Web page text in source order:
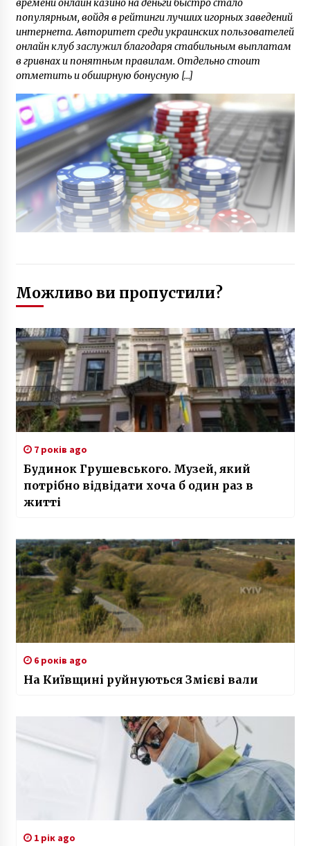
времени онлайн казино на деньги быстро стало
популярным, войдя в рейтинги лучших игорных заведений
интернета. Авторитет среди украинских пользователей
онлайн клуб заслужил благодаря стабильным выплатам
в гривнах и понятным правилам. Отдельно стоит
отметить и обширную бонусную […]
Можливо ви пропустили?
7 років ago
Будинок Грушевського. Музей, який
потрібно відвідати хоча б один раз в
житті
6 років ago
На Київщині руйнуються Змієві вали
1 рік ago